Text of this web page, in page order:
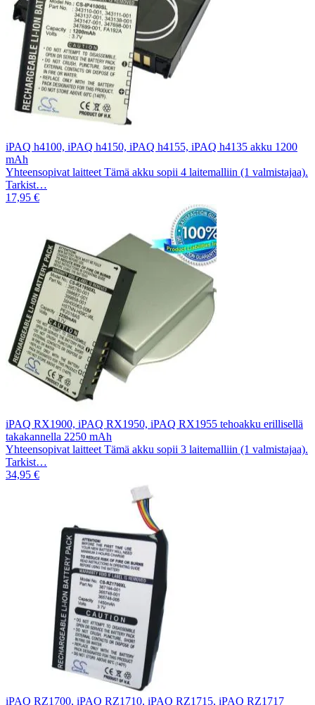
iPAQ h4100, iPAQ h4150, iPAQ h4155, iPAQ h4135 akku 1200
mAh
Yhteensopivat laitteet Tämä akku sopii 4 laitemalliin (1 valmistajaa).
Tarkist…
17,95 €
iPAQ RX1900, iPAQ RX1950, iPAQ RX1955 tehoakku erillisellä
takakannella 2250 mAh
Yhteensopivat laitteet Tämä akku sopii 3 laitemalliin (1 valmistajaa).
Tarkist…
34,95 €
iPAQ RZ1700, iPAQ RZ1710, iPAQ RZ1715, iPAQ RZ1717